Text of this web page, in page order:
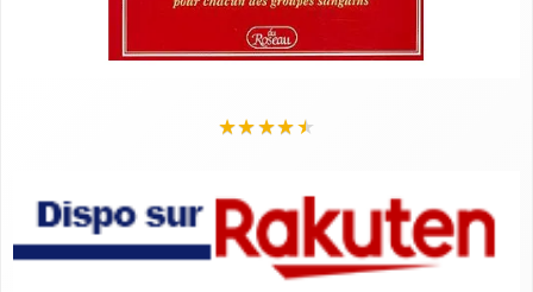
★★★★★